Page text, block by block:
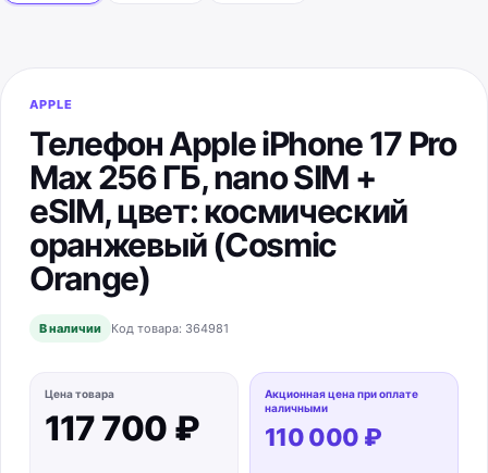
APPLE
Телефон Apple iPhone 17 Pro
Max 256 ГБ, nano SIM +
eSIM, цвет: космический
оранжевый (Cosmic
Orange)
В наличии Код товара: 364981
Цена товара
117 700 ₽
Акционная цена при оплате
наличными
110 000 ₽